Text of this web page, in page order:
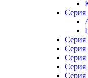
Серия
Серия